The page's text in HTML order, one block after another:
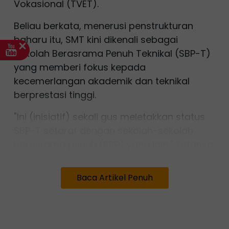
Vokasional (TVET).
Beliau berkata, menerusi penstrukturan
baharu itu, SMT kini dikenali sebagai
Sekolah Berasrama Penuh Teknikal (SBP-T)
yang memberi fokus kepada
kecemerlangan akademik dan teknikal
berprestasi tinggi.
"Ini (inisiatif) sekali gus meletakkan status
Fadhlina turut menegaskan peranan SBP-T
Baca Artikel Penuh